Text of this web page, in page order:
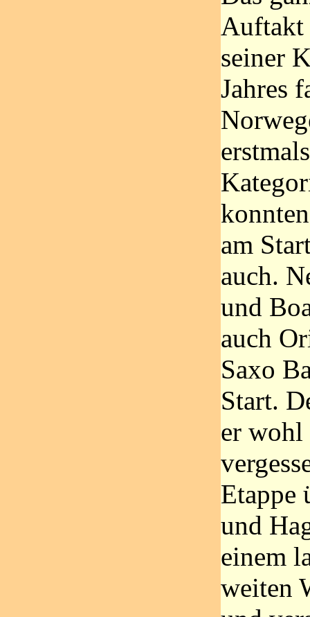
Auftakt
seiner
Jahres
am
auch.
und
auch
Saxo
Start.
er wohl
Etappe
und
einem
weiten